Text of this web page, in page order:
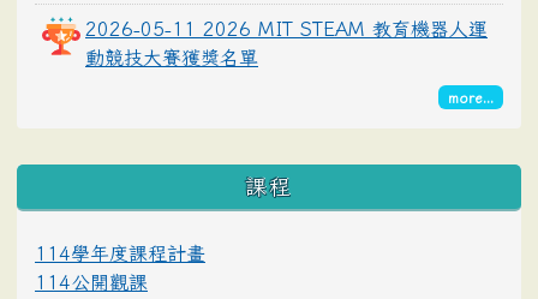
2026-05-11 2026 MIT STEAM 教育機器人運
動競技大賽獲獎名單
more...
課程
114學年度課程計畫
114公開觀課